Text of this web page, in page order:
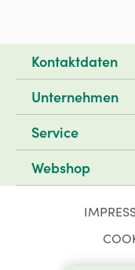
Kontaktdaten
Unternehmen
Service
Webshop